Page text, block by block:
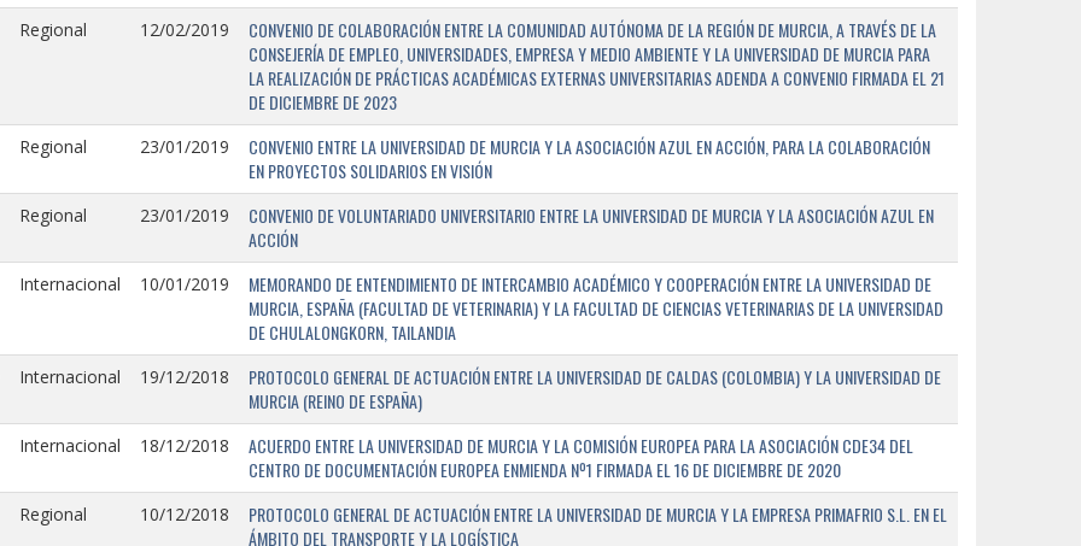
Regional 12/02/2019
CONVENIO DE COLABORACIÓN ENTRE LA COMUNIDAD AUTÓNOMA DE LA REGIÓN DE MURCIA, A TRAVÉS DE LA
CONSEJERÍA DE EMPLEO, UNIVERSIDADES, EMPRESA Y MEDIO AMBIENTE Y LA UNIVERSIDAD DE MURCIA PARA
LA REALIZACIÓN DE PRÁCTICAS ACADÉMICAS EXTERNAS UNIVERSITARIAS ADENDA A CONVENIO FIRMADA EL 21
DE DICIEMBRE DE 2023
Regional 23/01/2019
CONVENIO ENTRE LA UNIVERSIDAD DE MURCIA Y LA ASOCIACIÓN AZUL EN ACCIÓN, PARA LA COLABORACIÓN
EN PROYECTOS SOLIDARIOS EN VISIÓN
Regional 23/01/2019
CONVENIO DE VOLUNTARIADO UNIVERSITARIO ENTRE LA UNIVERSIDAD DE MURCIA Y LA ASOCIACIÓN AZUL EN
ACCIÓN
Internacional 10/01/2019
MEMORANDO DE ENTENDIMIENTO DE INTERCAMBIO ACADÉMICO Y COOPERACIÓN ENTRE LA UNIVERSIDAD DE
MURCIA, ESPAÑA (FACULTAD DE VETERINARIA) Y LA FACULTAD DE CIENCIAS VETERINARIAS DE LA UNIVERSIDAD
DE CHULALONGKORN, TAILANDIA
Internacional 19/12/2018
PROTOCOLO GENERAL DE ACTUACIÓN ENTRE LA UNIVERSIDAD DE CALDAS (COLOMBIA) Y LA UNIVERSIDAD DE
MURCIA (REINO DE ESPAÑA)
Internacional 18/12/2018
ACUERDO ENTRE LA UNIVERSIDAD DE MURCIA Y LA COMISIÓN EUROPEA PARA LA ASOCIACIÓN CDE34 DEL
CENTRO DE DOCUMENTACIÓN EUROPEA ENMIENDA Nº1 FIRMADA EL 16 DE DICIEMBRE DE 2020
Regional 10/12/2018
PROTOCOLO GENERAL DE ACTUACIÓN ENTRE LA UNIVERSIDAD DE MURCIA Y LA EMPRESA PRIMAFRIO S.L. EN EL
ÁMBITO DEL TRANSPORTE Y LA LOGÍSTICA